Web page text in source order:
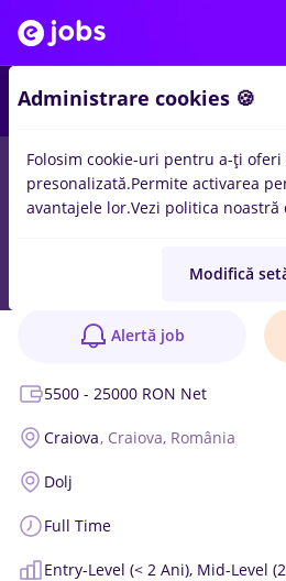
Consultant
Anunț
Alertă job
5500 - 25000 RON Net
Craiova, Craiova, România
Dolj
Full Time
Entry-Level (< 2 Ani), Mid-Level
Administrare cookies 🍪
Folosim cookie-uri pentru a-ți
presonalizată.Permite activarea
avantajele lor.Vezi politica noastră
Modifică